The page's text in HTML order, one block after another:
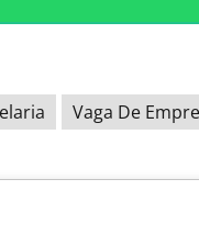
Vaga De